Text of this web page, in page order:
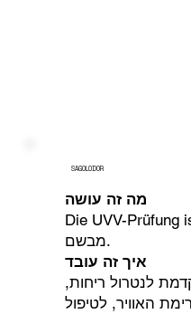
SAGOLODOR
מה זה עושה
Die UVV-Prüfung
מבשם.
איך זה עובד
לנטרול ריחות,
האוויר, לטיפול